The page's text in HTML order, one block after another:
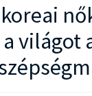
világot